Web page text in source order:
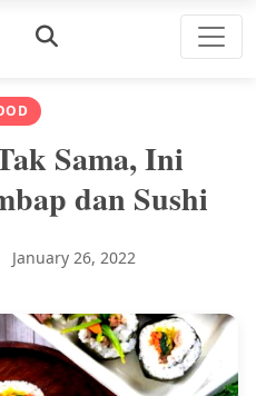
Sama, Ini
dan Sushi
January 26, 2022